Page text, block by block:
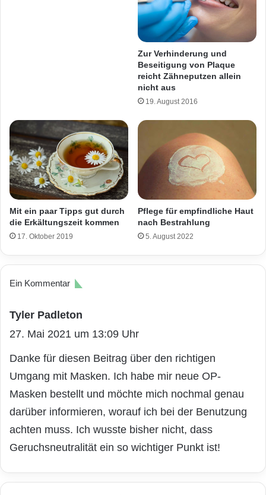
Zur Verhinderung und
Beseitigung von Plaque
reicht Zähneputzen allein
nicht aus
19. August 2016
Mit ein paar Tipps gut durch
die Erkältungszeit kommen
17. Oktober 2019
Pflege für empfindliche Haut
nach Bestrahlung
5. August 2022
Ein Kommentar
Tyler Padleton
a
g
t
:
27. Mai 2021 um 13:09 Uhr
Danke für diesen Beitrag über den richtigen
Umgang mit Masken. Ich habe mir neue OP-
Masken bestellt und möchte mich nochmal genau
darüber informieren, worauf ich bei der Benutzung
achten muss. Ich wusste bisher nicht, dass
Geruchsneutralität ein so wichtiger Punkt ist!